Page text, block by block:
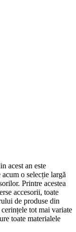
acest an este
o selecție largă
Printre acestea
accesorii, toate
de produse din
tot mai variate
toate materialele